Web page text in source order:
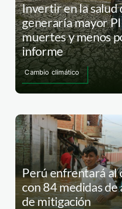
Invertir en la salud
generaría mayor
muertes y menos
informe
Cambio climático
Perú enfrentará al
con 84 medidas
de mitigación